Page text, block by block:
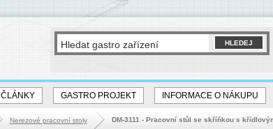
ČLÁNKY GASTRO PROJEKT INFORMACE O NÁKUPU
Nerezové pracovní stoly DM-3111 - Pracovní stůl se skříňkou s